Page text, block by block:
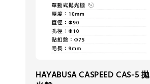
HAYABUSA CASPEED CAS-5 拋